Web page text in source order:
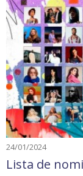
24/01/2024
Lista de